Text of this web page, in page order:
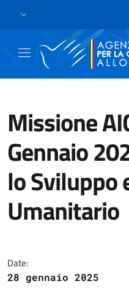
Missione
Gennaio
lo Sviluppo
Umanitario
Date:
28 gennaio 2025